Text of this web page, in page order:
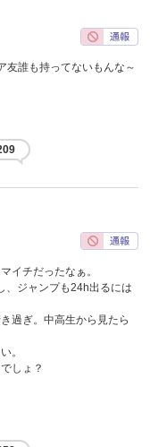
友誰も持ってないもんな～
イチだったなぁ。
、ジャンプも24h出るには
過ぎ。中高生から見たら
。
しょ？